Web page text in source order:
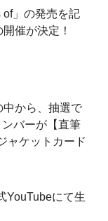
of」の発売を記
催が決定！
中から、抽選で
バーが【直筆
ャケットカード
YouTubeにて生